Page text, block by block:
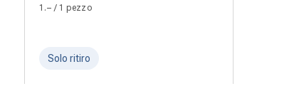
1.– / 1 pezzo
Solo ritiro